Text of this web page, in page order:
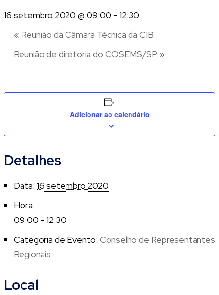
16 setembro 2020 @ 09:00 - 12:30
« Reunião da Câmara Técnica da CIB
Reunião de diretoria do COSEMS/SP »
Adicionar ao calendário
Detalhes
Data: 16 setembro 2020
Hora:
09:00 - 12:30
Categoria de Evento: Conselho de Representantes
Regionais
Local